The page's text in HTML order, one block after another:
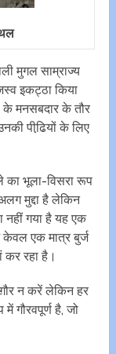
मुगल साम्राज्य
इकट्ठा किया
के मनसबदार के तौर
पीढि़यों के लिए
का भूला-विसरा रूप
मुद्दा है लेकिन
नहीं गया है यह एक
एक मात्र बुर्ज
कर रहा है।
ग़ौर न करें लेकिन हर
गौरवपूर्ण है, जो